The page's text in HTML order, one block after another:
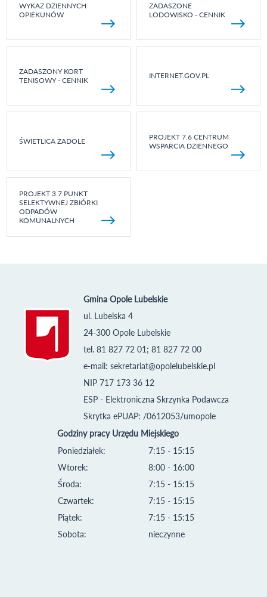
WYKAZ DZIENNYCH
OPIEKUNÓW
ZADASZONE
LODOWISKO - CENNIK
ZADASZONY KORT
TENISOWY - CENNIK
INTERNET.GOV.PL
ŚWIETLICA ZADOLE
PROJEKT 7.6 CENTRUM
WSPARCIA DZIENNEGO
PROJEKT 3.7 PUNKT
SELEKTYWNEJ ZBIÓRKI
ODPADÓW
KOMUNALNYCH
Gmina Opole Lubelskie
ul. Lubelska 4
24-300 Opole Lubelskie
tel. 81 827 72 01; 81 827 72 00
e-mail: sekretariat@opolelubelskie.pl
NIP 717 173 36 12
ESP - Elektroniczna Skrzynka Podawcza
Skrytka ePUAP: /0612053/umopole
Godziny pracy Urzędu Miejskiego
Poniedziałek:
Wtorek:
Środa:
Czwartek:
Piątek:
Sobota:
7:15 - 15:15
8:00 - 16:00
7:15 - 15:15
7:15 - 15:15
7:15 - 15:15
nieczynne